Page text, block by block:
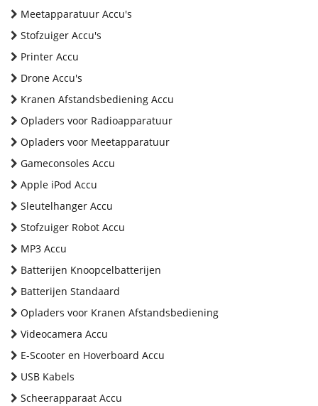
Meetapparatuur Accu's
Stofzuiger Accu's
Printer Accu
Drone Accu's
Kranen Afstandsbediening Accu
Opladers voor Radioapparatuur
Opladers voor Meetapparatuur
Gameconsoles Accu
Apple iPod Accu
Sleutelhanger Accu
Stofzuiger Robot Accu
MP3 Accu
Batterijen Knoopcelbatterijen
Batterijen Standaard
Opladers voor Kranen Afstandsbediening
Videocamera Accu
E-Scooter en Hoverboard Accu
USB Kabels
Scheerapparaat Accu